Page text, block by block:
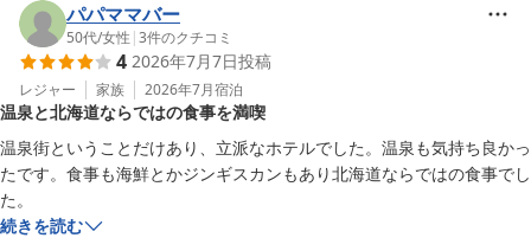
パパママバー
50代/女性 |3件のクチコミ
4 2026年7月7日投稿
レジャー 家族 2026年7月宿泊
温泉と北海道ならではの食事を満喫
温泉街ということだけあり、立派なホテルでした。温泉も気持ち良かっ
たです。食事も海鮮とかジンギスカンもあり北海道ならではの食事でし
た。
続きを読む